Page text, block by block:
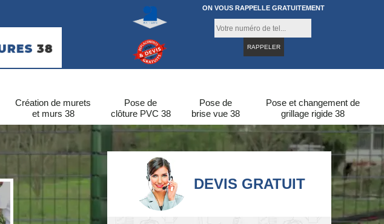
ON VOUS RAPPELLE GRATUITEMENT
Création de murets
et murs 38
Pose de
clôture PVC 38
Pose de
brise vue 38
Pose et changement de
grillage rigide 38
DEVIS GRATUIT